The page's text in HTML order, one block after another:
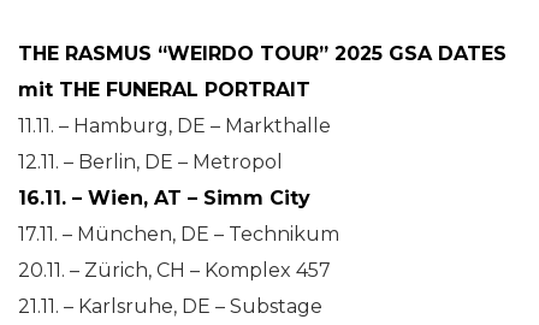
THE RASMUS “WEIRDO TOUR” 2025 GSA DATES
mit THE FUNERAL PORTRAIT
11.11. – Hamburg, DE – Markthalle
12.11. – Berlin, DE – Metropol
16.11. – Wien, AT – Simm City
17.11. – München, DE – Technikum
20.11. – Zürich, CH – Komplex 457
21.11. – Karlsruhe, DE – Substage